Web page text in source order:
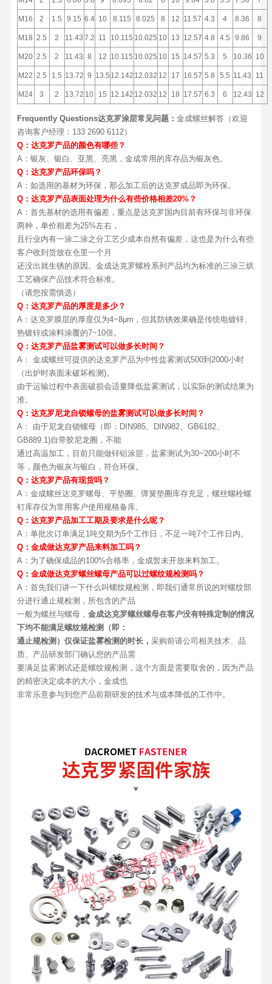
M16 2 1.5 9.15 6.4 10 8.115 8.025 8 12 11.57 4.3 4 8.36 8
M18 2.5 2 11.43 7.2 11 10.115 10.025 10 13 12.57 4.8 4.5 9.86 9
M20 2.5 2 11.43 8 12 10.115 10.025 10 15 14.57 5.3 5 10.36 10
M22 2.5 1.5 13.72 9 13.5 12.142 12.032 12 17 16.57 5.8 5.5 11.43 11
M24 3 2 13.72 10 15 12.142 12.032 12 18 17.57 6.3 6 12.43 12
Frequently Questions达克罗涂层常见问题： 金成螺丝解答（欢迎
咨询客户经理：133 2690 6112）
Q： 达克罗产品的颜色有哪些？
A：银灰、银白、亚黑、亮黑，金成常用的库存品为银灰色。
Q： 达克罗产品环保吗？
A：如选用的基材为环保，那么加工后的达克罗成品即为环保。
Q： 达克罗产品表面处理为什么有些价格相差20%？
A：首先基材的选用有偏差，重点是达克罗国内目前有环保与非环保
两种，单价相差为25%左右，
且行业内有一涂二涂之分工艺少成本自然有偏差，这也是为什么有些
客户收到货放在仓里一个月
还没出就生锈的原因。金成达克罗螺栓系列产品均为标准的三涂三烘
工艺确保产品技术符合标准。
（请您按需慎选）
Q：达克罗产品的厚度是多少？
A：达克罗膜层的厚度仅为4~8μm，但其防锈效果确是传统电镀锌、
热镀锌或涂料涂覆的7~10倍。
Q：达克罗产品盐雾测试可以做多长时间？
A： 金成螺丝可提供的达克罗产品为中性盐雾测试500到2000小时
（出炉时表面未破坏检测)。
由于运输过程中表面破损会适量降低盐雾测试，以实际的测试结果为
准。
Q：达克罗尼龙自锁螺母的盐雾测试可以做多长时间？
A： 由于尼龙自锁螺母（即：DIN985、DIN982、GB6182、
GB889.1)自带胶尼龙圈，不能
通过高温加工，目前只能做锌铝涂层，盐雾测试为30~200小时不
等，颜色为银灰与银白，符合环保。
Q：达克罗产品有现货吗？
A：金成螺丝达克罗螺母、平垫圈、弹簧垫圈库存充足，螺丝螺栓螺
钉库存仅为常用客户使用规格备库。
Q：达克罗产品加工工期及要求是什么呢？
A：单批次订单满足1吨交期为5个工作日，不足一吨7个工作日内。
Q：金成做达克罗产品来料加工吗？
A：为了确保成品的100%合格率，金成暂未开放来料加工。
Q：金成做达克罗螺丝螺母产品可以过螺纹规检测吗？
A：首先我们讲一下什么叫螺纹规检测，即我们通常所说的对螺纹部
分进行通止规检测，所包含的产品
一般为螺丝与螺母， 金成达克罗螺丝螺母在客户没有特殊定制的情况
下均不能满足螺纹规检测（即：
通止规检测）仅保证盐雾检测的时长， 采购前请公司相关技术、品
质、产品研发部门确认您的产品需
要满足盐雾测试还是螺纹规检测，这个方面是需要取舍的，因为产品
的精密决定成本的大小，金成也
非常乐意参与到您产品前期研发的技术与成本降低的工作中。